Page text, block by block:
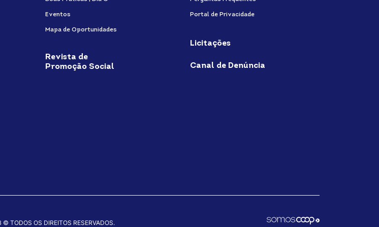
Eventos
Mapa de Oportunidades
Revista de
Promoção Social
Portal de Privacidade
Licitações
Canal de Denúncia
© TODOS OS DIREITOS RESERVADOS.